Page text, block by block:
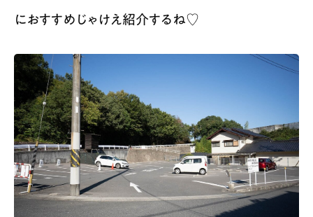
におすすめじゃけえ紹介するね♡